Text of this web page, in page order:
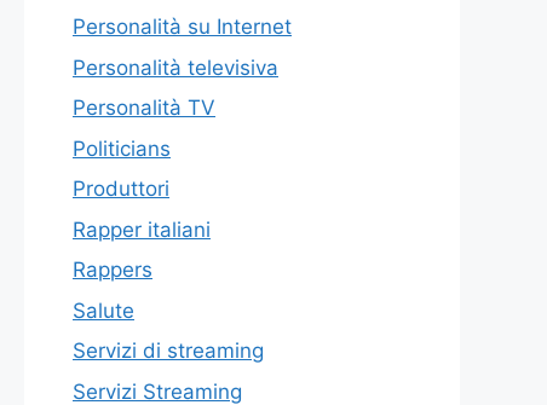
Personalità su Internet
Personalità televisiva
Personalità TV
Politicians
Produttori
Rapper italiani
Rappers
Salute
Servizi di streaming
Servizi Streaming